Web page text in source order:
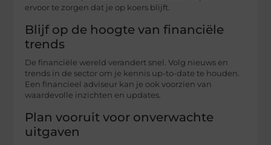
ervoor te zorgen dat je op koers blijft.
Blijf op de hoogte van financiële
trends
De financiële wereld verandert snel. Volg nieuws en
trends in de sector om je kennis up-to-date te houden.
Een financieel adviseur kan je ook voorzien van
waardevolle inzichten en updates.
Plan vooruit voor onverwachte
uitgaven